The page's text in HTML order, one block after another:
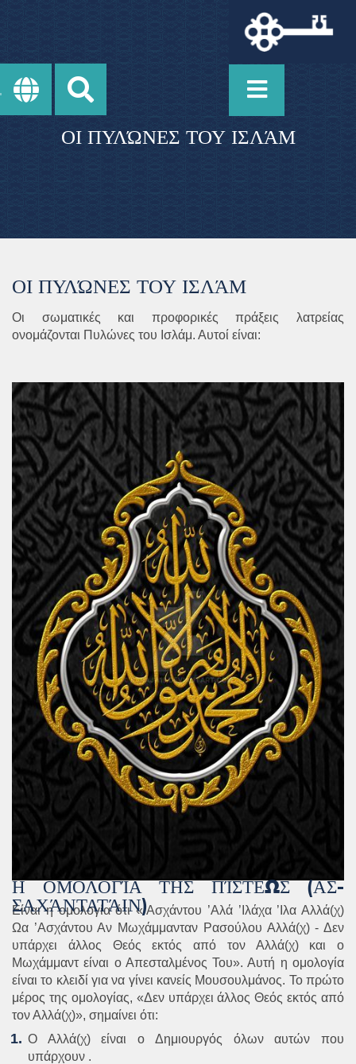
ΟΙ ΠΥΛΏΝΕΣ ΤΟΥ ΙΣΛΆΜ
ΟΙ ΠΥΛΏΝΕΣ ΤΟΥ ΙΣΛΆΜ
Οι σωματικές και προφορικές πράξεις λατρείας
ονομάζονται Πυλώνες του Ισλάμ. Αυτοί είναι:
Η ΟΜΟΛΟΓΊΑ ΤΗΣ ΠΊΣΤΕΩΣ (ΑΣ-
ΣΑΧΆΝΤΑΤΆΙΝ)
Είναι η ομολογία ότι «’Ασχάντου ’Αλά ’Ιλάχα ’Ιλα Αλλά(χ)
Ωα ’Ασχάντου Αν Μωχάμμανταν Ρασούλου Αλλά(χ) - Δεν
υπάρχει άλλος Θεός εκτός από τον Αλλά(χ) και ο
Μωχάμμαντ είναι ο Απεσταλμένος Του». Αυτή η ομολογία
είναι το κλειδί για να γίνει κανείς Μουσουλμάνος. Το πρώτο
μέρος της ομολογίας, «Δεν υπάρχει άλλος Θεός εκτός από
τον Αλλά(χ)», σημαίνει ότι:
Ο Αλλά(χ) είναι ο Δημιουργός όλων αυτών που
υπάρχουν .